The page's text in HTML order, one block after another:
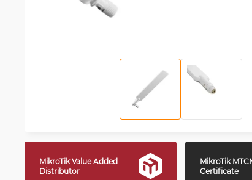
MikroTik Value Added
Distributor
MikroTik
Certificate